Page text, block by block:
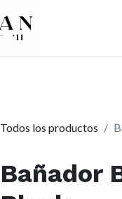
Todos los productos
Bañador